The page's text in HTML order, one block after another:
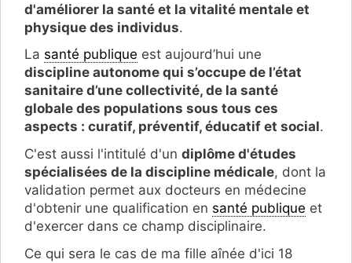
d'améliorer la santé et la vitalité mentale et
physique des individus.
La santé publique est aujourd’hui une
discipline autonome qui s’occupe de l’état
sanitaire d’une collectivité, de la santé
globale des populations sous tous ces
aspects : curatif, préventif, éducatif et social.
C'est aussi l'intitulé d'un diplôme d'études
spécialisées de la discipline médicale, dont la
validation permet aux docteurs en médecine
d'obtenir une qualification en santé publique et
d'exercer dans ce champ disciplinaire.
Ce qui sera le cas de ma fille aînée d'ici 18